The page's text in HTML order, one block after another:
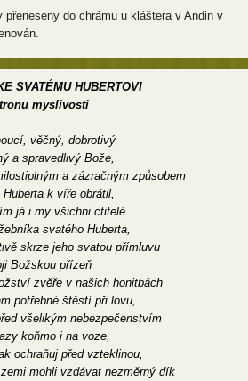
do chrámu u kláštera v Andin v
SVATÉMU HUBERTOVI
myslivosti
věčný, dobrotivý
a spravedlivý Bože,
a zázračným způsobem
Huberta k víře obrátil,
já i my všichni ctitelé
svatého Huberta,
skrze jeho svatou přímluvu
Božskou přízeň
zvěře v našich honitbách
potřebné štěstí při lovu,
všelikým nebezpečenstvím
koňmo i na voze,
ochraňuj před vzteklinou,
mohli vzdávat nezměrný dík